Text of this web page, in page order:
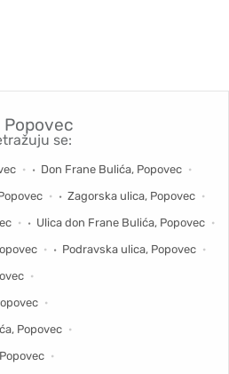
Popovec
se:
Don Frane Bulića, Popovec
Zagorska ulica, Popovec
Ulica don Frane Bulića, Popovec
Podravska ulica, Popovec
Popovec